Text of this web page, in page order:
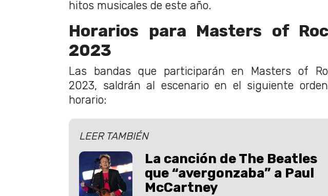
hitos musicales de este año.
Horarios para Masters of
2023
Las bandas que participarán en Masters of
2023, saldrán al escenario en el siguiente
horario:
LEER TAMBIÉN
La canción de The Beatles
que “avergonzaba” a Paul
McCartney